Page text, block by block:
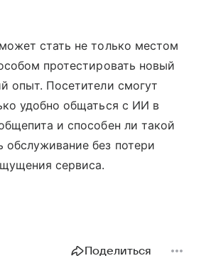
стать не только местом
протестировать новый
опыт. Посетители смогут
удобно общаться с ИИ в
и способен ли такой
обслуживание без потери
сервиса.
Поделиться